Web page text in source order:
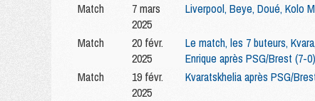
Match
7 mars
2025
Liverpool, Beye, Doué, Kolo
Match
20 févr.
2025
Le match, les 7 buteurs,
Enrique après PSG/Brest (7-0)
Match
19 févr.
2025
Kvaratskhelia après PSG/